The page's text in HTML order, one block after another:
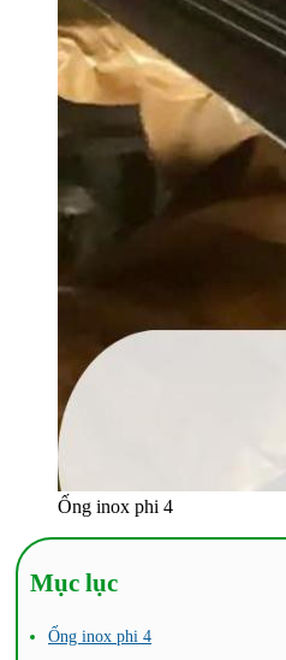
Ống inox phi 4
Mục lục
Ống inox phi 4